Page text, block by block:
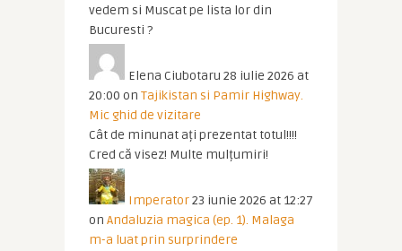
vedem si Muscat pe lista lor din
Bucuresti ?
Elena Ciubotaru 28 iulie 2026 at
20:00 on Tajikistan si Pamir Highway.
Mic ghid de vizitare
Cât de minunat ați prezentat totul!!!!
Cred că visez! Multe mulțumiri!
Imperator23 iunie 2026 at 12:27
on Andaluzia magica (ep. 1). Malaga
m-a luat prin surprindere